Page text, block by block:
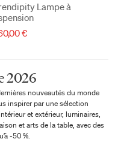
Lampe à
€
2026
nouveautés du monde
inspirer par une sélection
et extérieur, luminaires,
et arts de la table, avec des
-50 %.